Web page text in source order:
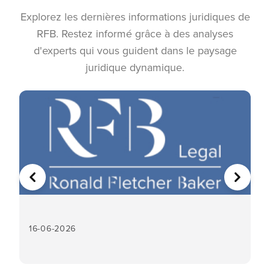
Explorez les dernières informations juridiques de
RFB. Restez informé grâce à des analyses
d'experts qui vous guident dans le paysage
juridique dynamique.
16-06-2026
PRÉCÉDENT